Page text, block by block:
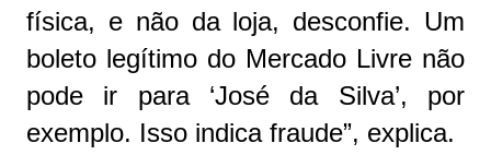
física, e não da loja, desconfie. Um
boleto legítimo do Mercado Livre não
pode ir para ‘José da Silva’, por
exemplo. Isso indica fraude”, explica.